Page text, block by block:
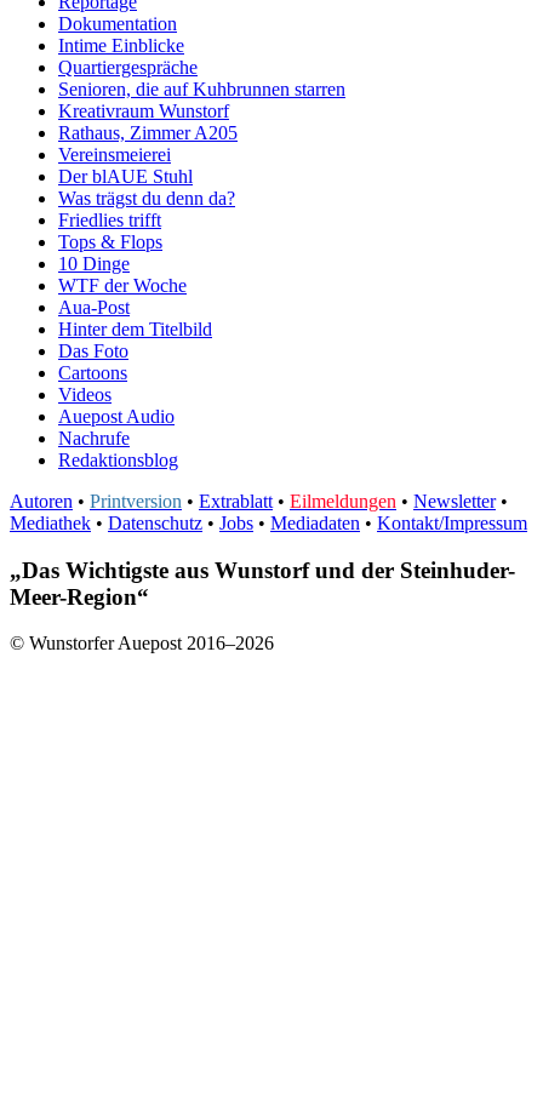
Dokumentation
Intime Einblicke
Quartiergespräche
Senioren, die auf Kuhbrunnen starren
Kreativraum Wunstorf
Rathaus, Zimmer A205
Vereinsmeierei
Der blAUE Stuhl
Was trägst du denn da?
Friedlies trifft
Tops & Flops
10 Dinge
WTF der Woche
Aua-Post
Hinter dem Titelbild
Das Foto
Cartoons
Videos
Auepost Audio
Nachrufe
Redaktionsblog
Autoren • Printversion • Extrablatt • Eilmeldungen • Newsletter•
Mediathek • Datenschutz • Jobs • Mediadaten • Kontakt/Impressum
„Das Wichtigste aus Wunstorf und der Steinhuder-
Meer-Region“
© Wunstorfer Auepost 2016–2026